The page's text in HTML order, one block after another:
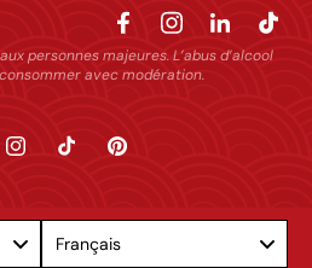
personnes majeures. L’abus d’alcool
avec modération.
InstagramTikTok Pinterest
Français